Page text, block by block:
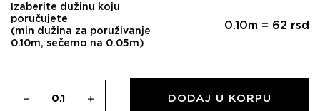
Izaberite dužinu koju
poručujete
(min dužina za poruživanje
0.10m, sečemo na 0.05m)
0.10m = 62 rsd
DODAJ U KORPU